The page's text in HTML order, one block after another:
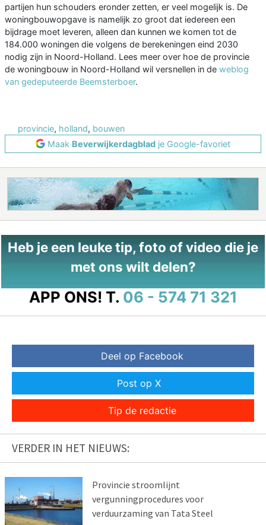
partijen hun schouders eronder zetten, er veel mogelijk is. De
woningbouwopgave is namelijk zo groot dat iedereen een
bijdrage moet leveren, alleen dan kunnen we komen tot de
184.000 woningen die volgens de berekeningen eind 2030
nodig zijn in Noord-Holland. Lees meer over hoe de provincie
de woningbouw in Noord-Holland wil versnellen in de weblog
van gedeputeerde Beemsterboer.
provincie, holland, bouwen
Maak Beverwijkerdagblad je Google-favoriet
Heb je een leuke tip, foto of video die je
met ons wilt delen?
APP ONS! T. 06 - 574 71 321
Deel op Facebook
Post op X
Tip de redactie
VERDER IN HET NIEUWS:
Provincie stroomlijnt
vergunningprocedures voor
verduurzaming van Tata Steel